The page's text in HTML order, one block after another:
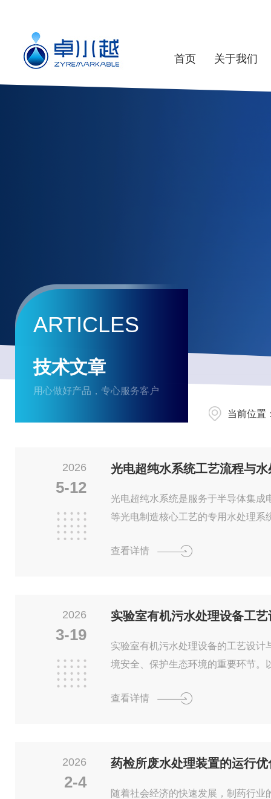
首页 关于我们
ARTICLES
技术文章
用心做好产品，专心服务客户
当前位置
2026
5-12
光电超纯水系统工艺流程与
光电超纯水系统是服务于半导体集成
等光电制造核心工艺的专用水处理系
标。以下从工艺标准、流程设计、核
程闭式循环设计，避免二次污染，
查看详情
2026
3-19
实验室有机污水处理设备工
实验室有机污水处理设备的工艺设计
境安全、保护生态环境的重要环节。
实验室有机污水的特征实验室有机污
验室污水的有机物浓度通常较高，
查看详情
2026
2-4
药检所废水处理装置的运行优
随着社会经济的快速发展，制药行业